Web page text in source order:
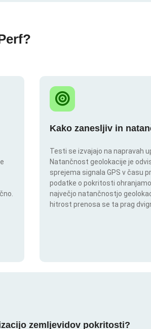
Kako zanesljiv in
Testi se izvajajo na napravah
Natančnost geolokacije je
sprejema signala GPS v času
podatke o pokritosti
največjo natančnostjo
hitrost prenosa se ta prag
zemljevidov pokritosti?